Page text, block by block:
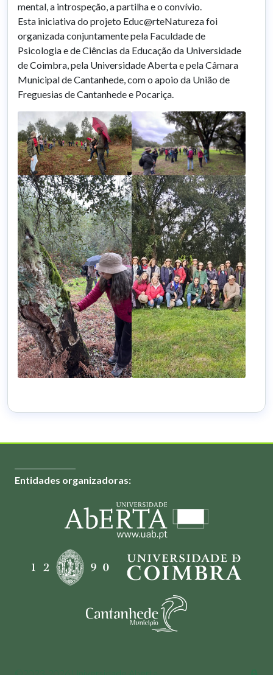
mental, a introspeção, a partilha e o convívio.
Esta iniciativa do projeto Educ@rteNatureza foi
organizada conjuntamente pela Faculdade de
Psicologia e de Ciências da Educação da Universidade
de Coimbra, pela Universidade Aberta e pela Câmara
Municipal de Cantanhede, com o apoio da União de
Freguesias de Cantanhede e Pocariça.
Entidades organizadoras: